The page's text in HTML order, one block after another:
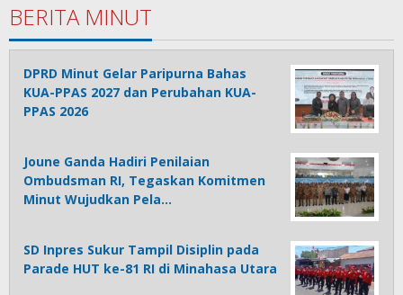
BERITA MINUT
DPRD Minut Gelar Paripurna Bahas
KUA-PPAS 2027 dan Perubahan KUA-
PPAS 2026
Joune Ganda Hadiri Penilaian
Ombudsman RI, Tegaskan Komitmen
Minut Wujudkan Pela…
SD Inpres Sukur Tampil Disiplin pada
Parade HUT ke-81 RI di Minahasa Utara